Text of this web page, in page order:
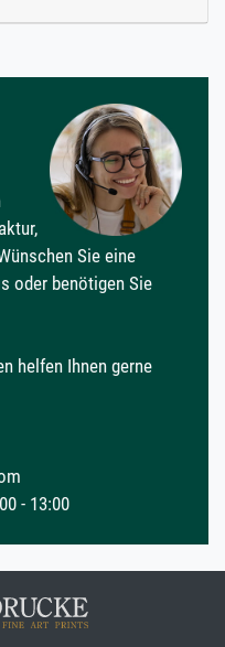
Sie eine
oder benötigen Sie
helfen Ihnen gerne
- 13:00